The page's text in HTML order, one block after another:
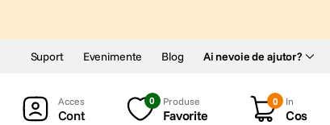
Ai nevoie de ajutor?
Suport Evenimente Blog
Cont
0 Produse
Favorite
0 In
Cos